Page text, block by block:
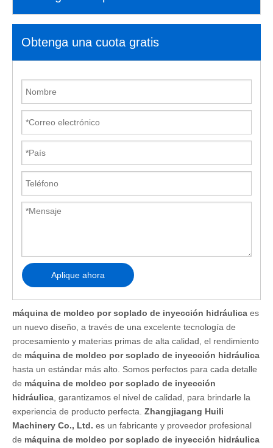
Obtenga una cuota gratis
Aplique ahora
máquina de moldeo por soplado de inyección hidráulica es
un nuevo diseño, a través de una excelente tecnología de
procesamiento y materias primas de alta calidad, el rendimiento
de máquina de moldeo por soplado de inyección hidráulica
hasta un estándar más alto. Somos perfectos para cada detalle
de máquina de moldeo por soplado de inyección
hidráulica , garantizamos el nivel de calidad, para brindarle la
experiencia de producto perfecta. Zhangjiagang Huili
Machinery Co., Ltd. es un fabricante y proveedor profesional
de máquina de moldeo por soplado de inyección hidráulica